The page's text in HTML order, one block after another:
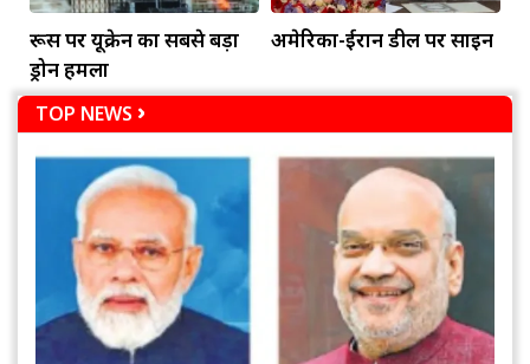
रूस पर यूक्रेन का सबसे बड़ा
ड्रोन हमला
अमेरिका-ईरान डील पर साइन
TOP NEWS